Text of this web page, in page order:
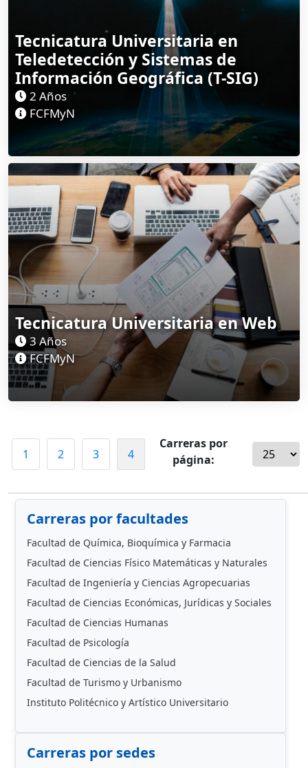
Tecnicatura Universitaria en
Teledetección y Sistemas de
Información Geográfica (T-SIG)
2 Años
FCFMyN
Tecnicatura Universitaria en Web
3 Años
FCFMyN
1 2 3 4
Carreras por
página:
Carreras por facultades
Facultad de Química, Bioquímica y Farmacia
Facultad de Ciencias Físico Matemáticas y Naturales
Facultad de Ingeniería y Ciencias Agropecuarias
Facultad de Ciencias Económicas, Jurídicas y Sociales
Facultad de Ciencias Humanas
Facultad de Psicología
Facultad de Ciencias de la Salud
Facultad de Turismo y Urbanismo
Instituto Politécnico y Artístico Universitario
Carreras por sedes